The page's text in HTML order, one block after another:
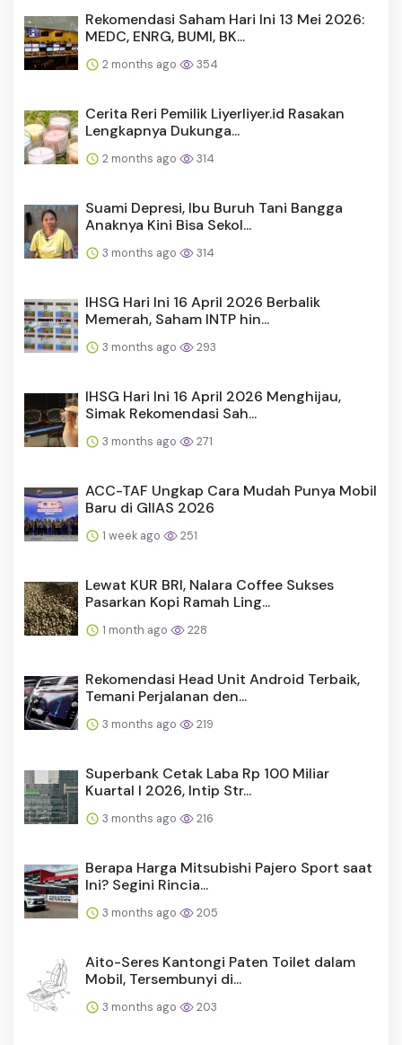
Rekomendasi Saham Hari Ini 13 Mei 2026:
MEDC, ENRG, BUMI, BK...
2 months ago 354
Cerita Reri Pemilik Liyerliyer.id Rasakan
Lengkapnya Dukunga...
2 months ago 314
Suami Depresi, Ibu Buruh Tani Bangga
Anaknya Kini Bisa Sekol...
3 months ago 314
IHSG Hari Ini 16 April 2026 Berbalik
Memerah, Saham INTP hin...
3 months ago 293
IHSG Hari Ini 16 April 2026 Menghijau,
Simak Rekomendasi Sah...
3 months ago 271
ACC-TAF Ungkap Cara Mudah Punya Mobil
Baru di GIIAS 2026
1 week ago 251
Lewat KUR BRI, Nalara Coffee Sukses
Pasarkan Kopi Ramah Ling...
1 month ago 228
Rekomendasi Head Unit Android Terbaik,
Temani Perjalanan den...
3 months ago 219
Superbank Cetak Laba Rp 100 Miliar
Kuartal I 2026, Intip Str...
3 months ago 216
Berapa Harga Mitsubishi Pajero Sport saat
Ini? Segini Rincia...
3 months ago 205
Aito-Seres Kantongi Paten Toilet dalam
Mobil, Tersembunyi di...
3 months ago 203